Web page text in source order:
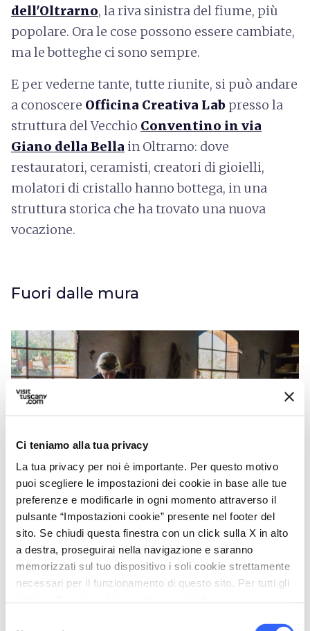
Ci teniamo alla tua privacy
La tua privacy per noi è importante. Per questo motivo
puoi scegliere le impostazioni dei cookie in base alle tue
preferenze e modificarle in ogni momento attraverso il
pulsante “Impostazioni cookie” presente nel footer del
sito. Se chiudi questa finestra con un click sulla X in alto
a destra, proseguirai nella navigazione e saranno
memorizzati sul tuo dispositivo i soli cookie strettamente
necessari per il funzionamento di questo sito. Per tutti gli
dell'Oltrarno, la riva sinistra del fiume, più
popolare. Ora le cose possono essere cambiate,
ma le botteghe ci sono sempre.
E per vederne tante, tutte riunite, si può andare
a conoscere Officina Creativa Lab presso la
struttura del Vecchio Conventino in via
Giano della Bella in Oltrarno: dove
restauratori, ceramisti, creatori di gioielli,
molatori di cristallo hanno bottega, in una
struttura storica che ha trovato una nuova
vocazione.
Fuori dalle mura
Lavorazione della terracotta - Credit: Comune di
Impruneta
E uscendo dalle mura cittadine troviamo tante
altre lavorazioni tradizionali, che hanno